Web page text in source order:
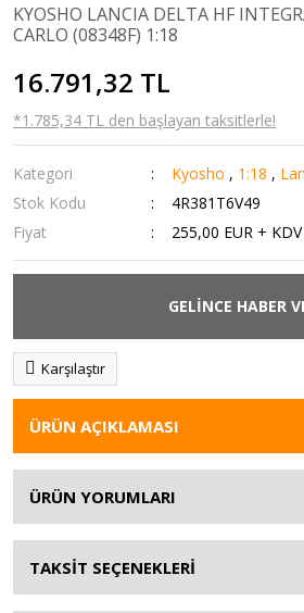
KYOSHO LANCIA DELTA HF
CARLO (08348F) 1:18
16.791,32 TL
*1.785,34 TL den başlayan taksitlerle!
Kategori Kyosho , 1:18 ,
Stok Kodu
4R381T6V49
Fiyat
255,00 EUR + KDV
GELİNCE HABER
Karşılaştır
ÜRÜN AÇIKLAMASI
ÜRÜN YORUMLARI
TAKSİT SEÇENEKLERİ